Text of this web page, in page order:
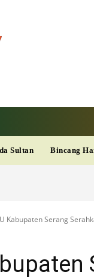
Sultan Bincang
Kabupaten Serang